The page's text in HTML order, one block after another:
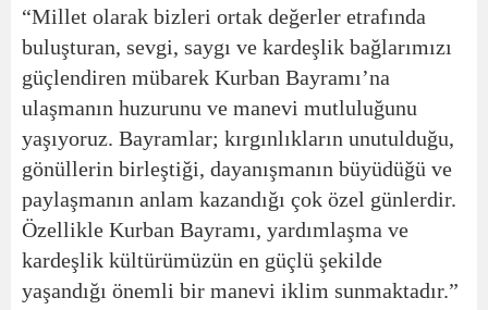
“Millet olarak bizleri ortak değerler etrafında
buluşturan, sevgi, saygı ve kardeşlik bağlarımızı
güçlendiren mübarek Kurban Bayramı’na
ulaşmanın huzurunu ve manevi mutluluğunu
yaşıyoruz. Bayramlar; kırgınlıkların unutulduğu,
gönüllerin birleştiği, dayanışmanın büyüdüğü ve
paylaşmanın anlam kazandığı çok özel günlerdir.
Özellikle Kurban Bayramı, yardımlaşma ve
kardeşlik kültürümüzün en güçlü şekilde
yaşandığı önemli bir manevi iklim sunmaktadır.”